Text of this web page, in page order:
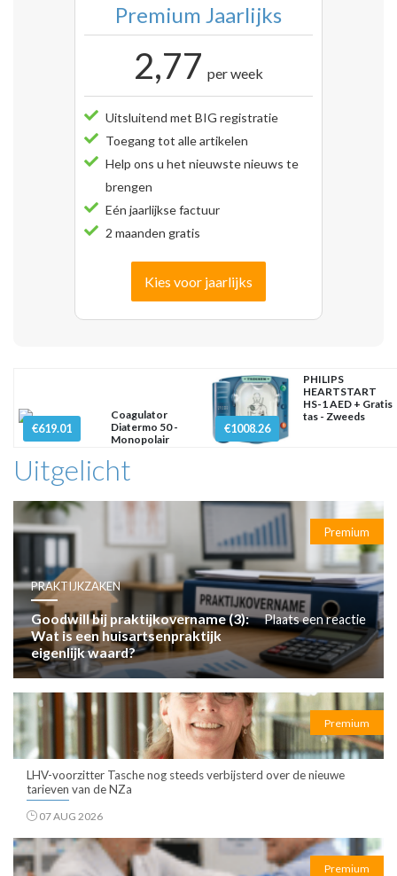
Premium Jaarlijks
2,77 per week
Uitsluitend met BIG registratie
Toegang tot alle artikelen
Help ons u het nieuwste nieuws te
brengen
Eén jaarlijkse factuur
2 maanden gratis
Kies voor jaarlijks
€619.01
Coagulator
Diatermo 50 -
Monopolair
€1008.26
PHILIPS
HEARTSTART
HS-1 AED + Gratis
tas - Zweeds
Uitgelicht
Premium
PRAKTIJKZAKEN
Goodwill bij praktijkovername (3):
Wat is een huisartsenpraktijk
eigenlijk waard?
Plaats een reactie
Premium
LHV-voorzitter Tasche nog steeds verbijsterd over de nieuwe
tarieven van de NZa
07 AUG 2026
Premium